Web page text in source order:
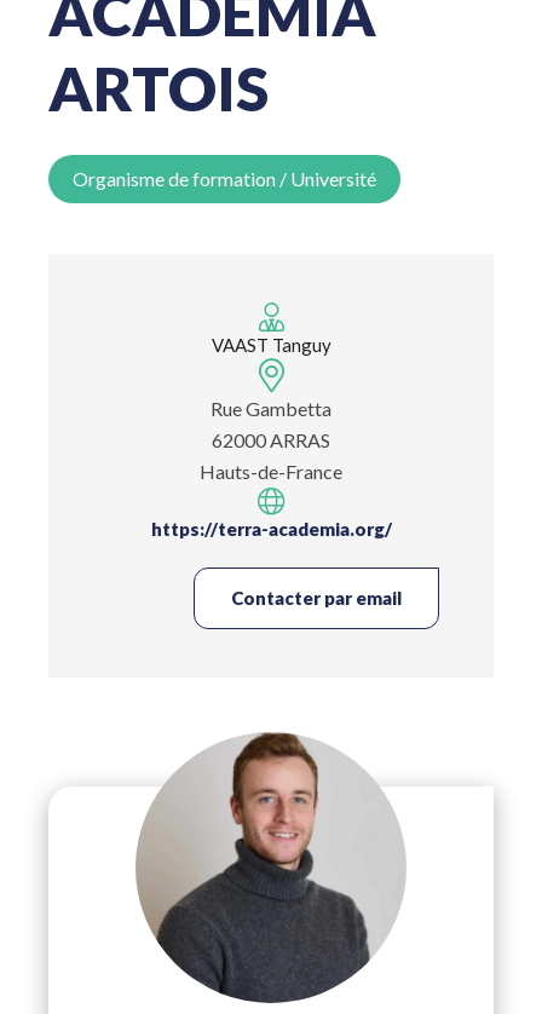
ARTOIS
Organisme de formation / Université
VAAST Tanguy
Rue Gambetta
62000 ARRAS
Hauts-de-France
https://terra-academia.org/
Contacter par email